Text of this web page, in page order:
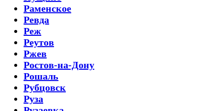
Раменское
Ревда
Реж
Реутов
Ржев
Ростов-на-Дону
Рошаль
Рубцовск
Руза